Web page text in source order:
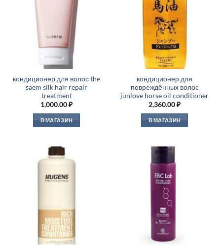
кондиционер для волос the
saem silk hair repair
treatment
1,000.00₽
В МАГАЗИН
кондиционер для
повреждённых волос
junlove horse oil conditioner
2,360.00₽
В МАГАЗИН